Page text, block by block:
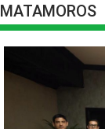
MATAMOROS